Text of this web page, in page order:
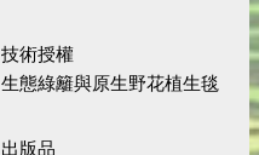
技術授權
生態綠籬與原生野花植生毯
出版品